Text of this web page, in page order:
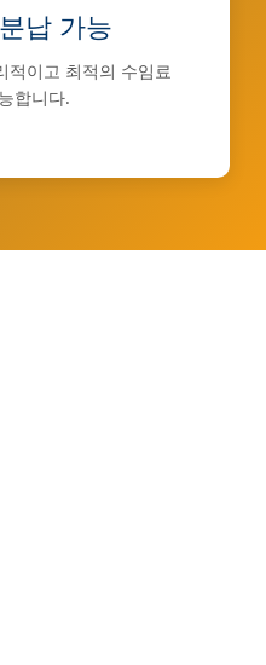
납 가능
적이고 최적의 수임료
합니다.